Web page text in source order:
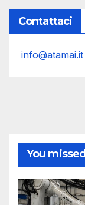
Contattaci
info@atamai.it
You missed